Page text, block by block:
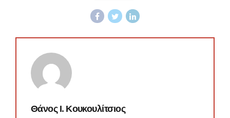
Θάνος Ι. Κουκουλίτσιος